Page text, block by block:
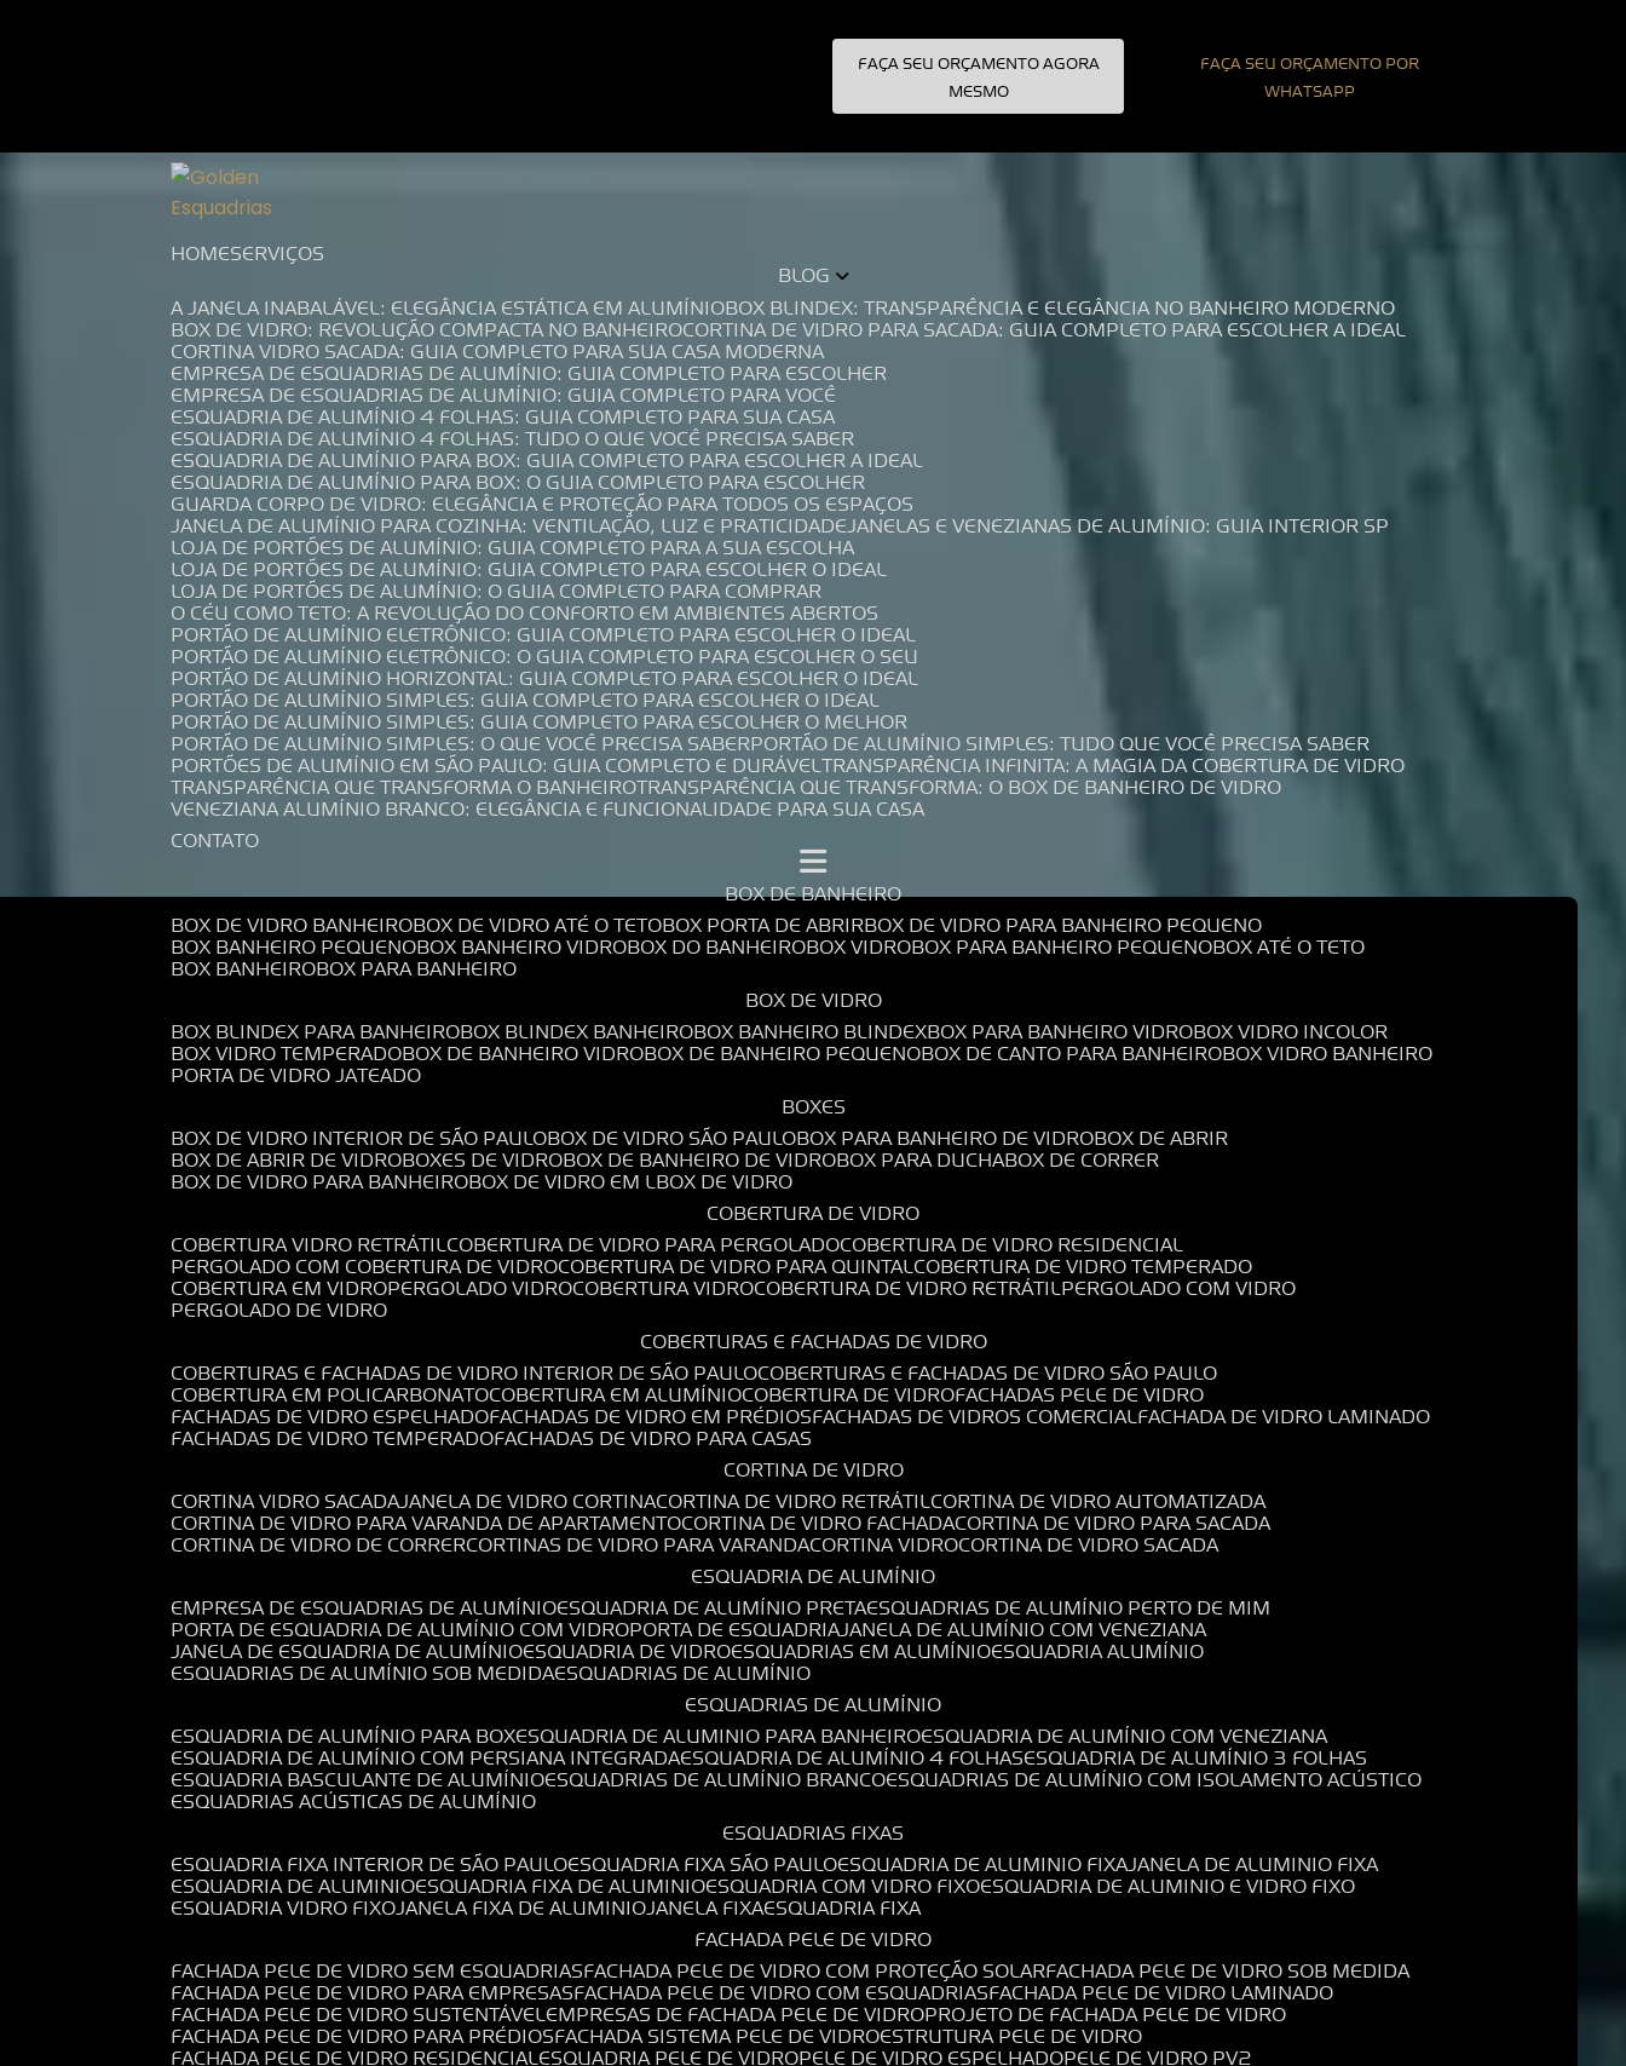
FAÇA SEU ORÇAMENTO AGORA
MESMO
FAÇA SEU ORÇAMENTO POR
WHATSAPP
HOME SERVIÇOS
BLOG
A JANELA INABALÁVEL: ELEGÂNCIA ESTÁTICA EM ALUMÍNIO BOX BLINDEX: TRANSPARÊNCIA E ELEGÂNCIA NO BANHEIRO MODERNO
BOX DE VIDRO: REVOLUÇÃO COMPACTA NO BANHEIRO CORTINA DE VIDRO PARA SACADA: GUIA COMPLETO PARA ESCOLHER A IDEAL
CORTINA VIDRO SACADA: GUIA COMPLETO PARA SUA CASA MODERNA
EMPRESA DE ESQUADRIAS DE ALUMÍNIO: GUIA COMPLETO PARA ESCOLHER
EMPRESA DE ESQUADRIAS DE ALUMÍNIO: GUIA COMPLETO PARA VOCÊ
ESQUADRIA DE ALUMÍNIO 4 FOLHAS: GUIA COMPLETO PARA SUA CASA
ESQUADRIA DE ALUMÍNIO 4 FOLHAS: TUDO O QUE VOCÊ PRECISA SABER
ESQUADRIA DE ALUMÍNIO PARA BOX: GUIA COMPLETO PARA ESCOLHER A IDEAL
ESQUADRIA DE ALUMÍNIO PARA BOX: O GUIA COMPLETO PARA ESCOLHER
GUARDA CORPO DE VIDRO: ELEGÂNCIA E PROTEÇÃO PARA TODOS OS ESPAÇOS
JANELA DE ALUMÍNIO PARA COZINHA: VENTILAÇÃO, LUZ E PRATICIDADE JANELAS E VENEZIANAS DE ALUMÍNIO: GUIA INTERIOR SP
LOJA DE PORTÕES DE ALUMÍNIO: GUIA COMPLETO PARA A SUA ESCOLHA
LOJA DE PORTÕES DE ALUMÍNIO: GUIA COMPLETO PARA ESCOLHER O IDEAL
LOJA DE PORTÕES DE ALUMÍNIO: O GUIA COMPLETO PARA COMPRAR
O CÉU COMO TETO: A REVOLUÇÃO DO CONFORTO EM AMBIENTES ABERTOS
PORTÃO DE ALUMÍNIO ELETRÔNICO: GUIA COMPLETO PARA ESCOLHER O IDEAL
PORTÃO DE ALUMÍNIO ELETRÔNICO: O GUIA COMPLETO PARA ESCOLHER O SEU
PORTÃO DE ALUMÍNIO HORIZONTAL: GUIA COMPLETO PARA ESCOLHER O IDEAL
PORTÃO DE ALUMÍNIO SIMPLES: GUIA COMPLETO PARA ESCOLHER O IDEAL
PORTÃO DE ALUMÍNIO SIMPLES: GUIA COMPLETO PARA ESCOLHER O MELHOR
PORTÃO DE ALUMÍNIO SIMPLES: O QUE VOCÊ PRECISA SABER PORTÃO DE ALUMÍNIO SIMPLES: TUDO QUE VOCÊ PRECISA SABER
PORTÕES DE ALUMÍNIO EM SÃO PAULO: GUIA COMPLETO E DURÁVEL TRANSPARÊNCIA INFINITA: A MAGIA DA COBERTURA DE VIDRO
TRANSPARÊNCIA QUE TRANSFORMA O BANHEIRO TRANSPARÊNCIA QUE TRANSFORMA: O BOX DE BANHEIRO DE VIDRO
VENEZIANA ALUMÍNIO BRANCO: ELEGÂNCIA E FUNCIONALIDADE PARA SUA CASA
CONTATO
BOX DE BANHEIRO
BOX DE VIDRO BANHEIRO BOX DE VIDRO ATÉ O TETO BOX PORTA DE ABRIR BOX DE VIDRO PARA BANHEIRO PEQUENO
BOX BANHEIRO PEQUENO BOX BANHEIRO VIDRO BOX DO BANHEIRO BOX VIDRO BOX PARA BANHEIRO PEQUENO BOX ATÉ O TETO
BOX BANHEIRO BOX PARA BANHEIRO
BOX DE VIDRO
BOX BLINDEX PARA BANHEIRO BOX BLINDEX BANHEIRO BOX BANHEIRO BLINDEX BOX PARA BANHEIRO VIDRO BOX VIDRO INCOLOR
BOX VIDRO TEMPERADO BOX DE BANHEIRO VIDRO BOX DE BANHEIRO PEQUENO BOX DE CANTO PARA BANHEIRO BOX VIDRO BANHEIRO
PORTA DE VIDRO JATEADO
BOXES
BOX DE VIDRO INTERIOR DE SÃO PAULO BOX DE VIDRO SÃO PAULO BOX PARA BANHEIRO DE VIDRO BOX DE ABRIR
BOX DE ABRIR DE VIDRO BOXES DE VIDRO BOX DE BANHEIRO DE VIDRO BOX PARA DUCHA BOX DE CORRER
BOX DE VIDRO PARA BANHEIRO BOX DE VIDRO EM L BOX DE VIDRO
COBERTURA DE VIDRO
COBERTURA VIDRO RETRÁTIL COBERTURA DE VIDRO PARA PERGOLADO COBERTURA DE VIDRO RESIDENCIAL
PERGOLADO COM COBERTURA DE VIDRO COBERTURA DE VIDRO PARA QUINTAL COBERTURA DE VIDRO TEMPERADO
COBERTURA EM VIDRO PERGOLADO VIDRO COBERTURA VIDRO COBERTURA DE VIDRO RETRÁTIL PERGOLADO COM VIDRO
PERGOLADO DE VIDRO
COBERTURAS E FACHADAS DE VIDRO
COBERTURAS E FACHADAS DE VIDRO INTERIOR DE SÃO PAULO COBERTURAS E FACHADAS DE VIDRO SÃO PAULO
COBERTURA EM POLICARBONATO COBERTURA EM ALUMÍNIO COBERTURA DE VIDRO FACHADAS PELE DE VIDRO
FACHADAS DE VIDRO ESPELHADO FACHADAS DE VIDRO EM PRÉDIOS FACHADAS DE VIDROS COMERCIAL FACHADA DE VIDRO LAMINADO
FACHADAS DE VIDRO TEMPERADO FACHADAS DE VIDRO PARA CASAS
CORTINA DE VIDRO
CORTINA VIDRO SACADA JANELA DE VIDRO CORTINA CORTINA DE VIDRO RETRÁTIL CORTINA DE VIDRO AUTOMATIZADA
CORTINA DE VIDRO PARA VARANDA DE APARTAMENTO CORTINA DE VIDRO FACHADA CORTINA DE VIDRO PARA SACADA
CORTINA DE VIDRO DE CORRER CORTINAS DE VIDRO PARA VARANDA CORTINA VIDRO CORTINA DE VIDRO SACADA
ESQUADRIA DE ALUMÍNIO
EMPRESA DE ESQUADRIAS DE ALUMÍNIO ESQUADRIA DE ALUMÍNIO PRETA ESQUADRIAS DE ALUMÍNIO PERTO DE MIM
PORTA DE ESQUADRIA DE ALUMÍNIO COM VIDRO PORTA DE ESQUADRIA JANELA DE ALUMÍNIO COM VENEZIANA
JANELA DE ESQUADRIA DE ALUMÍNIO ESQUADRIA DE VIDRO ESQUADRIAS EM ALUMÍNIO ESQUADRIA ALUMÍNIO
ESQUADRIAS DE ALUMÍNIO SOB MEDIDA ESQUADRIAS DE ALUMÍNIO
ESQUADRIAS DE ALUMÍNIO
ESQUADRIA DE ALUMÍNIO PARA BOX ESQUADRIA DE ALUMINIO PARA BANHEIRO ESQUADRIA DE ALUMÍNIO COM VENEZIANA
ESQUADRIA DE ALUMÍNIO COM PERSIANA INTEGRADA ESQUADRIA DE ALUMÍNIO 4 FOLHAS ESQUADRIA DE ALUMÍNIO 3 FOLHAS
ESQUADRIA BASCULANTE DE ALUMÍNIO ESQUADRIAS DE ALUMÍNIO BRANCO ESQUADRIAS DE ALUMÍNIO COM ISOLAMENTO ACÚSTICO
ESQUADRIAS ACÚSTICAS DE ALUMÍNIO
ESQUADRIAS FIXAS
ESQUADRIA FIXA INTERIOR DE SÃO PAULO ESQUADRIA FIXA SÃO PAULO ESQUADRIA DE ALUMINIO FIXA JANELA DE ALUMINIO FIXA
ESQUADRIA DE ALUMINIO ESQUADRIA FIXA DE ALUMINIO ESQUADRIA COM VIDRO FIXO ESQUADRIA DE ALUMINIO E VIDRO FIXO
ESQUADRIA VIDRO FIXO JANELA FIXA DE ALUMINIO JANELA FIXA ESQUADRIA FIXA
FACHADA PELE DE VIDRO
FACHADA PELE DE VIDRO SEM ESQUADRIAS FACHADA PELE DE VIDRO COM PROTEÇÃO SOLAR FACHADA PELE DE VIDRO SOB MEDIDA
FACHADA PELE DE VIDRO PARA EMPRESAS FACHADA PELE DE VIDRO COM ESQUADRIAS FACHADA PELE DE VIDRO LAMINADO
FACHADA PELE DE VIDRO SUSTENTÁVEL EMPRESAS DE FACHADA PELE DE VIDRO PROJETO DE FACHADA PELE DE VIDRO
FACHADA PELE DE VIDRO PARA PRÉDIOS FACHADA SISTEMA PELE DE VIDRO ESTRUTURA PELE DE VIDRO
FACHADA PELE DE VIDRO RESIDENCIAL ESQUADRIA PELE DE VIDRO PELE DE VIDRO ESPELHADO PELE DE VIDRO PV2